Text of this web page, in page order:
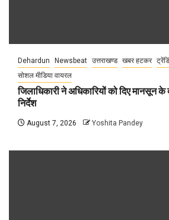
Dehardun Newsbeat उत्तराखण्ड खबर हटकर
सोशल मीडिया वायरल
जिलाधिकारी ने अधिकारियों को दिए मानसून
निर्देश
August 7, 2026 Yoshita Pandey